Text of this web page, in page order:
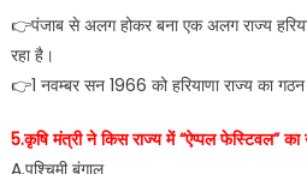
👉पंजाब से अलग होकर बना एक अलग राज्य
रहा है।
👉1 नवम्बर सन 1966 को हरियाणा राज्य का गठन
5.कृषि मंत्री ने किस राज्य में “ऐप्पल फेस्टिवल”